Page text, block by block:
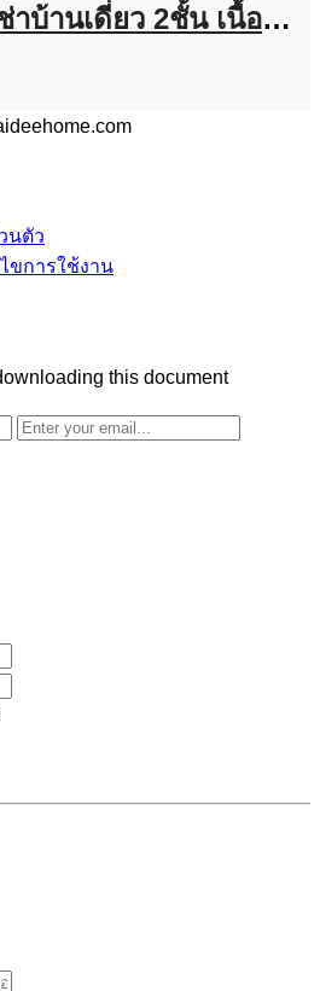
รหัสC7253 ให้เช่าบ้านเดี่ยว 2ชั้น เนื้อที่ประมาณ 100 ตารางวา ย่านถนนนวมินทร์ บ้านตกแต่งพร้อมอยู่
นตัว
ขการใช้งาน
this document